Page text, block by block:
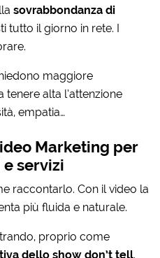
sovrabbondanza di
tutto il giorno in rete. I
maggiore
tenere alta l’attenzione
empatia…
Marketing per
servizi
raccontarlo. Con il video la
più fluida e naturale.
proprio come
dello show don’t tell.